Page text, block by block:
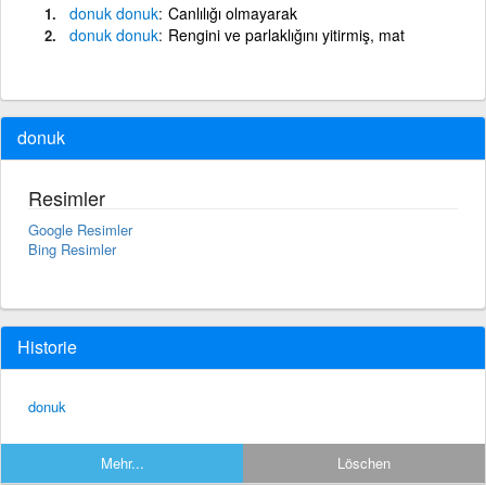
donuk donuk Canlılığı olmayarak
donuk donuk Rengini ve parlaklığını yitirmiş, mat
donuk
Resimler
Google Resimler
Bing Resimler
Historie
donuk
Mehr... Löschen